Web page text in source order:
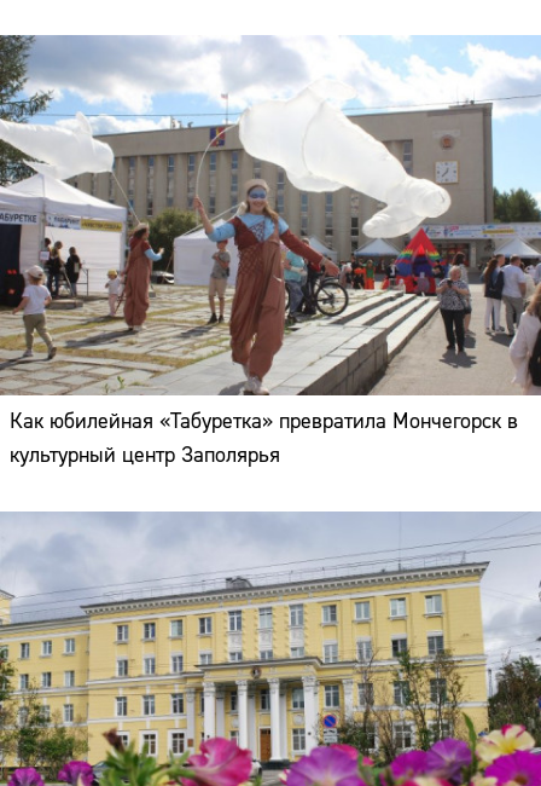
Как юбилейная «Табуретка» превратила Мончегорск в
культурный центр Заполярья